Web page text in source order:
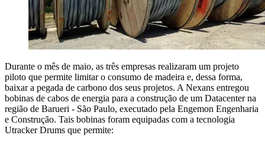
Durante o mês de maio, as três empresas realizaram um projeto
piloto que permite limitar o consumo de madeira e, dessa forma,
baixar a pegada de carbono dos seus projetos. A Nexans entregou
bobinas de cabos de energia para a construção de um Datacenter na
região de Barueri - São Paulo, executado pela Engemon Engenharia
e Construção. Tais bobinas foram equipadas com a tecnologia
Utracker Drums que permite: